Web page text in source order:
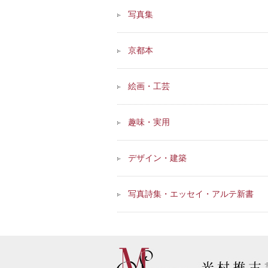
写真集
京都本
絵画・工芸
趣味・実用
デザイン・建築
写真詩集・エッセイ・アルテ新書